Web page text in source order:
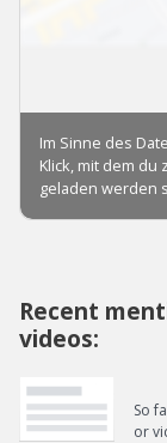
Recent
videos:
So
or